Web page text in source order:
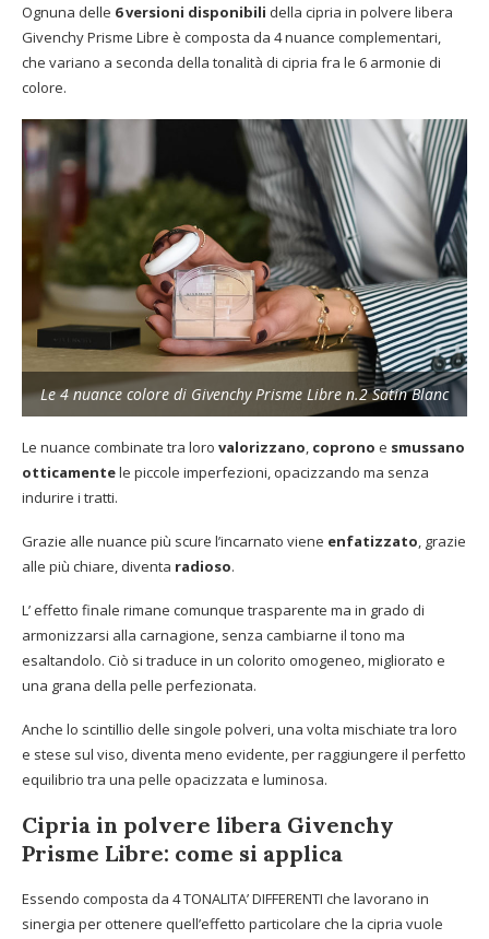
Ognuna delle 6 versioni disponibili della cipria in polvere libera
Givenchy Prisme Libre è composta da 4 nuance complementari,
che variano a seconda della tonalità di cipria fra le 6 armonie di
colore.
Le 4 nuance colore di Givenchy Prisme Libre n.2 Satin Blanc
Le nuance combinate tra loro valorizzano, coprono e smussano
otticamentele piccole imperfezioni, opacizzando ma senza
indurire i tratti.
Grazie alle nuance più scure l’incarnato viene enfatizzato, grazie
alle più chiare, diventa radioso.
L’ effetto finale rimane comunque trasparente ma in grado di
armonizzarsi alla carnagione, senza cambiarne il tono ma
esaltandolo. Ciò si traduce in un colorito omogeneo, migliorato e
una grana della pelle perfezionata.
Anche lo scintillio delle singole polveri, una volta mischiate tra loro
e stese sul viso, diventa meno evidente, per raggiungere il perfetto
equilibrio tra una pelle opacizzata e luminosa.
Cipria in polvere libera Givenchy
Prisme Libre: come si applica
Essendo composta da 4 TONALITA’ DIFFERENTI che lavorano in
sinergia per ottenere quell’effetto particolare che la cipria vuole